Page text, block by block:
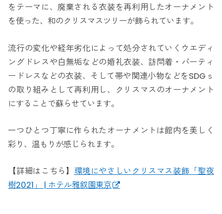
をテーマに、廃棄される衣装を再利用したオーナメント
を使った、和のクリスマスツリーが飾られています。
流行の変化や経年劣化によって処分されていくウエディ
ングドレスや白無垢などの婚礼衣装、訪問着・パーティ
ードレスなどの衣装、そして帯や関連小物などをSDGｓ
の取り組みとして再利用し、クリスマスのオーナメント
にすることで蘇らせています。
一つひとつ丁寧に作られたオーナメントは館内を美しく
彩り、温もりが感じられます。
【詳細はこちら】 環境にやさしいクリスマス装飾「聖夜
樹2021」 | ホテル雅叙園東京